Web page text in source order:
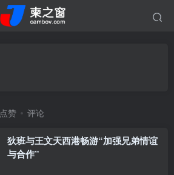
点赞 评论
狄班与王文天西港畅游“加强兄弟情谊
与合作”